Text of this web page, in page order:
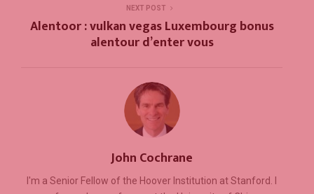
NEXT POST
Alentoor : vulkan vegas Luxembourg bonus
alentour d’enter vous
John Cochrane
I'm a Senior Fellow of the Hoover Institution at Stanford. I